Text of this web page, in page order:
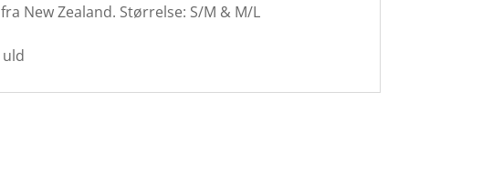
New Zealand. Størrelse: S/M & M/L